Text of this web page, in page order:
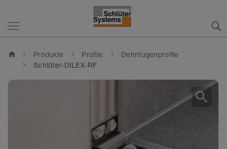
home Produkte Profile
Dehnfugenprofile
Schlüter-DILEX-RF
search